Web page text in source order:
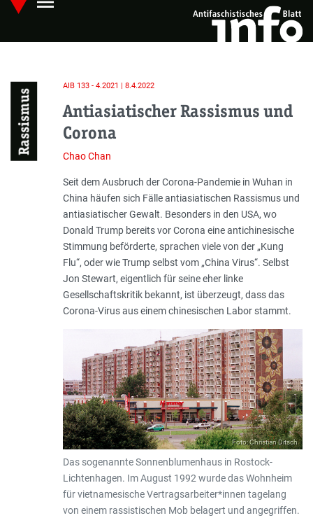
Skip
main
Hauptmenü öffnen
Rassismus
AIB 133 - 4.2021 | 8.4.2022
Antiasiatischer Rassismus und
Corona
Chao Chan
Einleitung
Seit dem Ausbruch der Corona-Pandemie in Wuhan in
China häufen sich Fälle antiasiatischen Rassismus und
antiasiatischer Gewalt. Besonders in den USA, wo
Donald Trump bereits vor Corona eine anti­chinesische
Stimmung beförderte, sprachen viele von der „Kung
Flu“, oder wie Trump selbst vom „China Virus“. Selbst
Jon Stewart, eigentlich für seine eher linke
Gesellschaftskritik bekannt, ist überzeugt, dass das
Corona-Virus aus einem chinesischen Labor stammt.
Foto: Christian Ditsch
Das sogenannte Sonnenblumenhaus in Rostock-
Lichtenhagen. Im August 1992 wurde das Wohnheim
für vietnamesische Vertragsarbeiter*innen tagelang
von einem rassistischen Mob belagert und angegriffen.